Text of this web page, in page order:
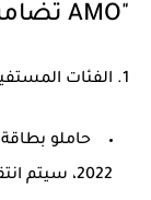
"AMO تضامن"؟
1. الفئات المستفيدة تلقائيًا: